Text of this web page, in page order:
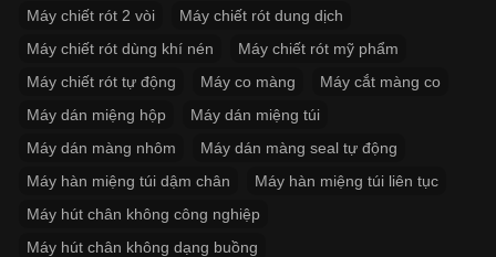
Máy chiết rót 2 vòi
Máy chiết rót dung dịch
Máy chiết rót dùng khí nén
Máy chiết rót mỹ phẩm
Máy chiết rót tự động
Máy co màng
Máy cắt màng co
Máy dán miệng hộp
Máy dán miệng túi
Máy dán màng nhôm
Máy dán màng seal tự động
Máy hàn miệng túi dậm chân
Máy hàn miệng túi liên tục
Máy hút chân không công nghiệp
Máy hút chân không dạng buồng